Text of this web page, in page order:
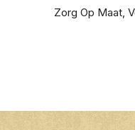
Zorg Op Maat,